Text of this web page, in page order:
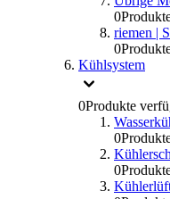
0
riemen |
0
Kühlsystem
0Produkte
0
0